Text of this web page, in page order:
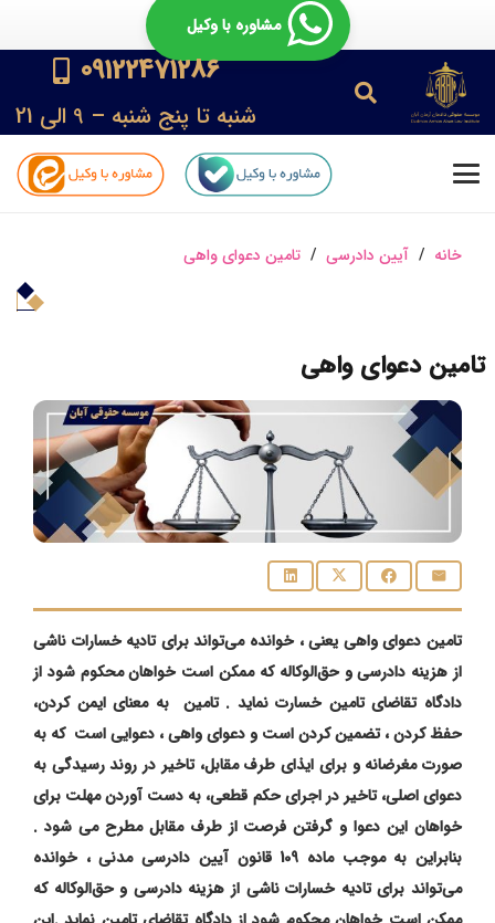
مشاوره با وکیل
09122471286
شنبه تا پنج شنبه – 9 الی 21
خانه / آیین دادرسی / تامین دعوای واهی
تامین دعوای واهی
تامین دعوای واهی یعنی ، خوانده می‌تواند برای تادیه خسارات ناشی
از هزینه دادرسی و حق‌الوکاله که ممکن است خواهان محکوم شود از
دادگاه تقاضای تامین خسارت نماید . تامین به معنای ایمن کردن،
حفظ کردن ، تضمین کردن است و دعوای واهی ، دعوایی است که به
صورت مغرضانه و برای ایذای طرف مقابل، تاخیر در روند رسیدگی به
دعوای اصلی، تاخیر در اجرای حکم قطعی، به دست آوردن مهلت برای
خواهان این دعوا و گرفتن فرصت از طرف مقابل مطرح می شود .
بنابراین به موجب ماده 109 قانون آیین دادرسی مدنی ، خوانده
می‌تواند برای تادیه خسارات ناشی از هزینه دادرسی و حق‌الوکاله که